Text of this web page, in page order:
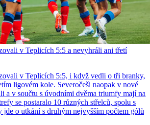
v Teplicích 5:5 a nevyhráli ani třetí
v Teplicích 5:5, i když vedli o tři branky,
ligovém kole. Severočeši naopak v nové
a v součtu s úvodními dvěma triumfy mají na
se postaralo 10 různých střelců, spolu s
jde o utkání s druhým nejvyšším počtem gólů